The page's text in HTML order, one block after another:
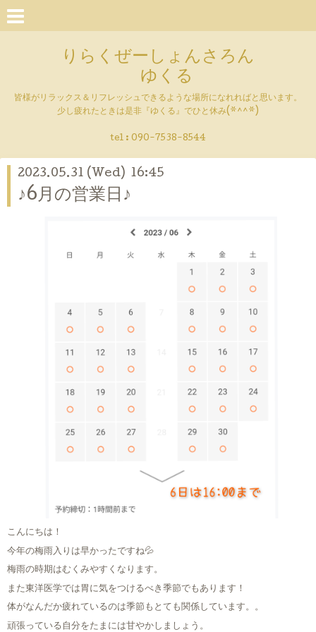
りらくぜーしょんさろん
ゆくる
皆様がリラックス＆リフレッシュできるような場所になれればと思います。
少し疲れたときは是非『ゆくる』でひと休み(*^^*)
tel : 090-7538-8544
2023.05.31 (Wed) 16:45
♪6月の営業日♪
こんにちは！
今年の梅雨入りは早かったですね💦
梅雨の時期はむくみやすくなります。
また東洋医学では胃に気をつけるべき季節でもあります！
体がなんだか疲れているのは季節もとても関係しています。。
頑張っている自分をたまには甘やかしましょう。